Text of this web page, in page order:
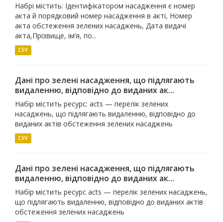
Набрі містить: Ідентифікатором насадження є номер
акта й порядковий номер насадження в акті, Номер
акта обстеження зелених насаджень, Дата видачі
акта,Прізвище, ім’я, по...
CSV
Дані про зелені насадження, що підлягають
видаленню, відповідно до виданих ак...
Набір містить ресурс: acts — перелік зелених
насаджень, що підлягають видаленню, відповідно до
виданих актів обстеження зелених насаджень
CSV
Дані про зелені насадження, що підлягають
видаленню, відповідно до виданих ак...
Набір містить ресурс acts — перелік зелених насаджень,
що підлягають видаленню, відповідно до виданих актів
обстеження зелених насаджень